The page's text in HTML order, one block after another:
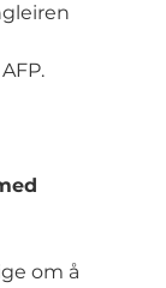
om å